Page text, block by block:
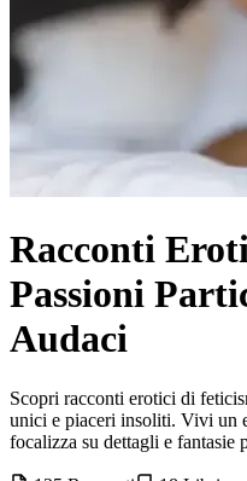
Racconti
Passioni
Audaci
Scopri racconti erotici di
unici e piaceri insoliti. Vivi un
focalizza su dettagli e fantasie